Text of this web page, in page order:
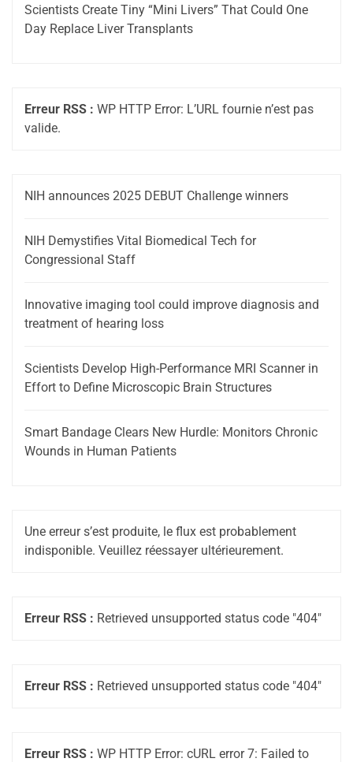
Scientists Create Tiny “Mini Livers” That Could One
Day Replace Liver Transplants
Erreur RSS : WP HTTP Error: L’URL fournie n’est pas
valide.
NIH announces 2025 DEBUT Challenge winners
NIH Demystifies Vital Biomedical Tech for
Congressional Staff
Innovative imaging tool could improve diagnosis and
treatment of hearing loss
Scientists Develop High-Performance MRI Scanner in
Effort to Define Microscopic Brain Structures
Smart Bandage Clears New Hurdle: Monitors Chronic
Wounds in Human Patients
Une erreur s’est produite, le flux est probablement
indisponible. Veuillez réessayer ultérieurement.
Erreur RSS : Retrieved unsupported status code "404"
Erreur RSS : Retrieved unsupported status code "404"
Erreur RSS : WP HTTP Error: cURL error 7: Failed to